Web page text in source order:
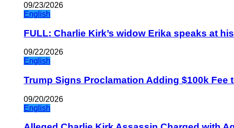
09/23/2026
English
FULL: Charlie Kirk’s widow Erika speaks at
09/22/2026
English
Trump Signs Proclamation Adding $100k Fee
09/20/2026
English